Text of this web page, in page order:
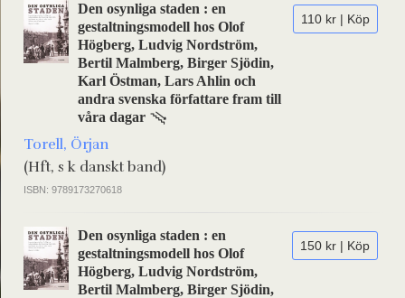
110 kr | Köp
Den osynliga staden : en
gestaltningsmodell hos Olof
Högberg, Ludvig Nordström,
Bertil Malmberg, Birger Sjödin,
Karl Östman, Lars Ahlin och
andra svenska författare fram till
våra dagar
Torell, Örjan
(Hft, s k danskt band)
ISBN: 9789173270618
150 kr | Köp
Den osynliga staden : en
gestaltningsmodell hos Olof
Högberg, Ludvig Nordström,
Bertil Malmberg, Birger Sjödin,